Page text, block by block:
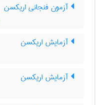
آزمون فنجانی اریکسن
آزمایش اریکسن
آزمایش اریکسن